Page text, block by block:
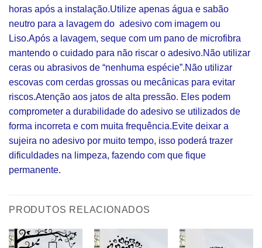
horas após a instalação.Utilize apenas água e sabão
neutro para a lavagem do adesivo com imagem ou
Liso.Após a lavagem, seque com um pano de microfibra
mantendo o cuidado para não riscar o adesivo.Não utilizar
ceras ou abrasivos de “nenhuma espécie”.Não utilizar
escovas com cerdas grossas ou mecânicas para evitar
riscos.Atenção aos jatos de alta pressão. Eles podem
comprometer a durabilidade do adesivo se utilizados de
forma incorreta e com muita frequência.Evite deixar a
sujeira no adesivo por muito tempo, isso poderá trazer
dificuldades na limpeza, fazendo com que fique
permanente.
PRODUTOS RELACIONADOS